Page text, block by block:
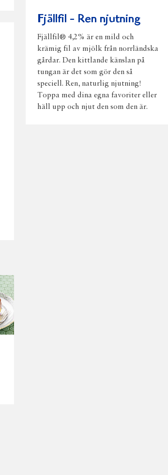
Fjällfil - Ren njutning
Fjällfil® 4,2% är en mild och
krämig fil av mjölk från norrländska
gårdar. Den kittlande känslan på
tungan är det som gör den så
speciell. Ren, naturlig njutning!
Toppa med dina egna favoriter eller
häll upp och njut den som den är.